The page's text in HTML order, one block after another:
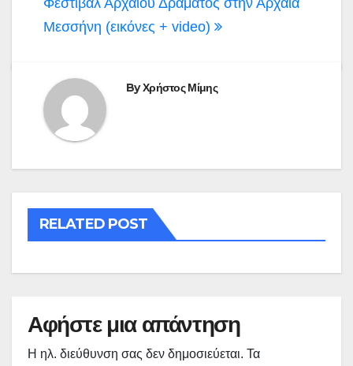
άρθρων
Μεσσήνη (εικόνες + video)
ByΧρήστος Μίμης
RELATED POST
Αφήστε μια απάντηση
Η ηλ. διεύθυνση σας δεν δημοσιεύεται. Τα